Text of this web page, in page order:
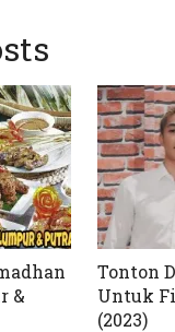
&
Tonton
Untuk
(2023)